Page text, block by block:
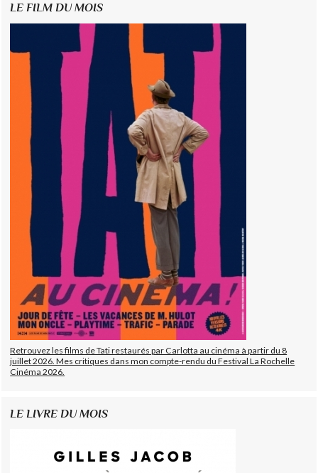
LE FILM DU MOIS
Retrouvez les films de Tati restaurés par Carlotta au cinéma à partir du 8
juillet 2026. Mes critiques dans mon compte-rendu du Festival La Rochelle
Cinéma 2026.
LE LIVRE DU MOIS